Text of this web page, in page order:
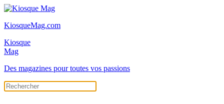
KiosqueMag.com
Kiosque
Mag
Des magazines pour toutes vos passions